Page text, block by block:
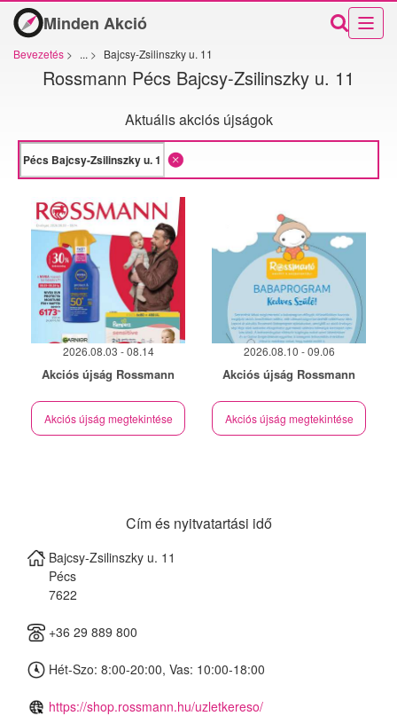
Minden Akció
Bevezetés > ... > Bajcsy-Zsilinszky u. 11
Rossmann Pécs Bajcsy-Zsilinszky u. 11
Aktuális akciós újságok
2026.08.03 - 08.14
Akciós újság Rossmann
Akciós újság megtekintése
2026.08.10 - 09.06
Akciós újság Rossmann
Akciós újság megtekintése
Cím és nyitvatartási idő
Bajcsy-Zsilinszky u. 11
Pécs
7622
+36 29 889 800
Hét-Szo: 8:00-20:00, Vas: 10:00-18:00
https://shop.rossmann.hu/uzletkereso/